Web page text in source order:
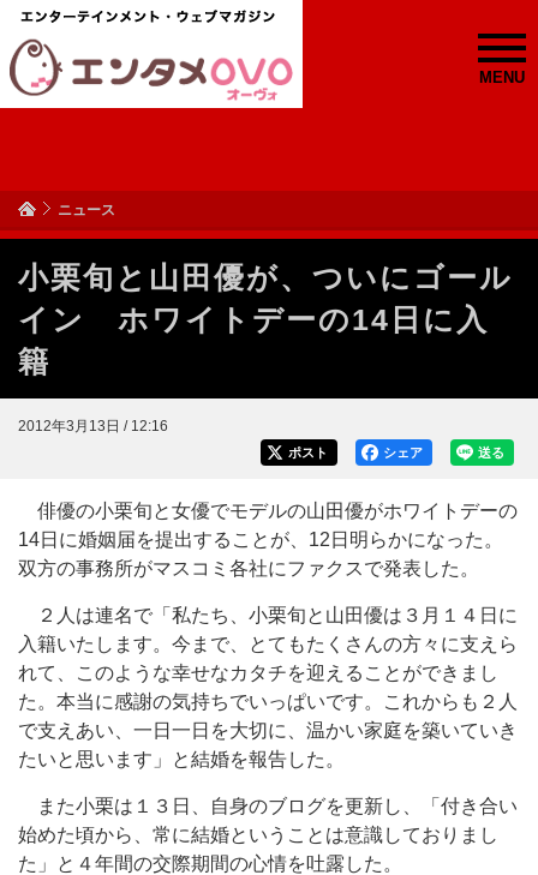
MENU
ニュース
小栗旬と山田優が、ついにゴール
イン ホワイトデーの14日に入
籍
2012年3月13日 / 12:16
送る
シェア
ポスト
俳優の小栗旬と女優でモデルの山田優がホワイトデーの
14日に婚姻届を提出することが、12日明らかになった。
双方の事務所がマスコミ各社にファクスで発表した。
２人は連名で「私たち、小栗旬と山田優は３月１４日に
入籍いたします。今まで、とてもたくさんの方々に支えら
れて、このような幸せなカタチを迎えることができまし
た。本当に感謝の気持ちでいっぱいです。これからも２人
で支えあい、一日一日を大切に、温かい家庭を築いていき
たいと思います」と結婚を報告した。
また小栗は１３日、自身のブログを更新し、「付き合い
始めた頃から、常に結婚ということは意識しておりまし
た」と４年間の交際期間の心情を吐露した。